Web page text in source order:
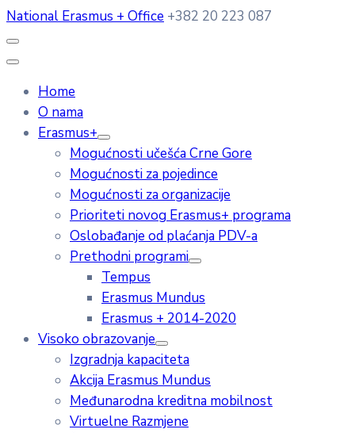
National Erasmus + Office +382 20 223 087
Home
O nama
Erasmus+
Mogućnosti učešća Crne Gore
Mogućnosti za pojedince
Mogućnosti za organizacije
Prioriteti novog Erasmus+ programa
Oslobađanje od plaćanja PDV-a
Prethodni programi
Tempus
Erasmus Mundus
Erasmus + 2014-2020
Visoko obrazovanje
Izgradnja kapaciteta
Akcija Erasmus Mundus
Međunarodna kreditna mobilnost
Virtuelne Razmjene